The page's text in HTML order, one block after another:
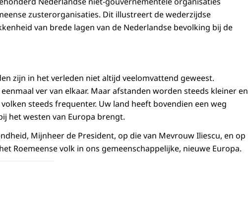
zusterorganisaties. Dit illustreert de wederzijdse
van brede lagen van de Nederlandse bevolking bij de
zijn in het verleden niet altijd veelomvattend geweest.
ver van elkaar. Maar afstanden worden steeds kleiner en
steeds frequenter. Uw land heeft bovendien een weg
het westen van Europa brengt.
Mijnheer de President, op die van Mevrouw Iliescu, en op
Roemeense volk in ons gemeenschappelijke, nieuwe Europa.